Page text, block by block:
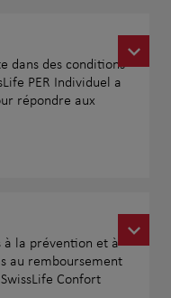
dans des conditions
PER Individuel a
répondre aux
à la prévention et à
au remboursement
Confort